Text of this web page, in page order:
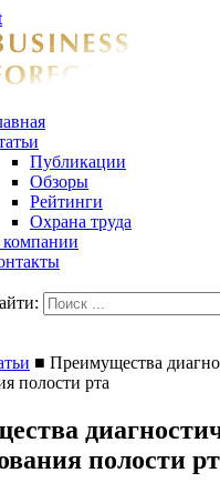
для
Публикации
Обзоры
Рейтинги
Охрана труда
■ Преимущества
полости рта
полости